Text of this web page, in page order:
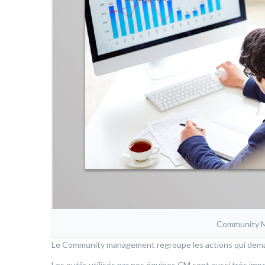
Community
Le Community management regroupe les actions qui